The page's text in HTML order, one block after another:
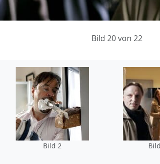
Bild 20 von 22
Bild 2